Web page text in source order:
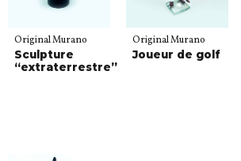
Original Murano
Sculpture
“extraterrestre”
Original Murano
Joueur de golf